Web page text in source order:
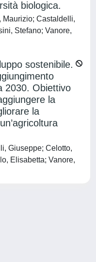
biologica.
Maurizio; Castaldelli,
Stefano; Vanore,
sostenibile.
2030. Obiettivo
la
la
Giuseppe; Celotto,
Elisabetta; Vanore,